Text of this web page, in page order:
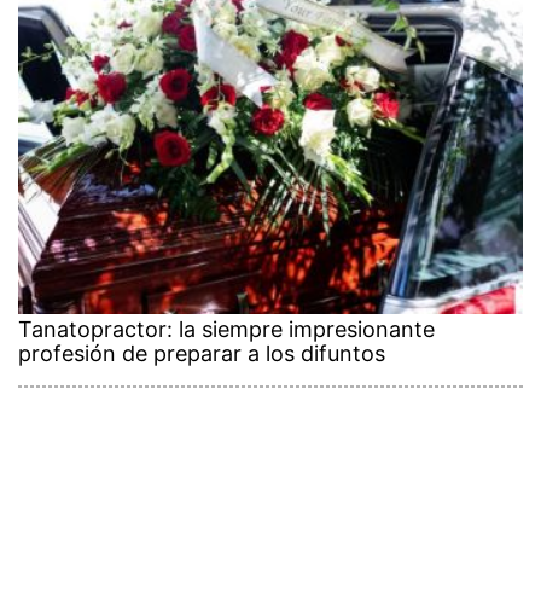
Tanatopractor: la siempre impresionante
profesión de preparar a los difuntos